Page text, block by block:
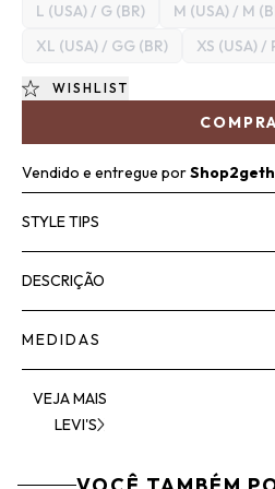
L (USA) / G (BR) M (USA) / M
XL (USA) / GG (BR)
XS (USA) /
WISHLIST
Vendido e entregue por
STYLE TIPS
DESCRIÇÃO
MEDIDAS
VEJA MAIS
LEVI'S